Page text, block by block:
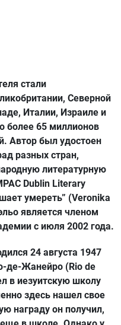
стали
Северной
Италии, Израиле и
более 65 миллионов
Автор был удостоен
разных стран,
литературную
Dublin Literary
умереть” (Veronika
является членом
с июля 2002 года.
24 августа 1947
де-Жанейро (Rio de
в иезуитскую школу
здесь нашел свое
награду он получил,